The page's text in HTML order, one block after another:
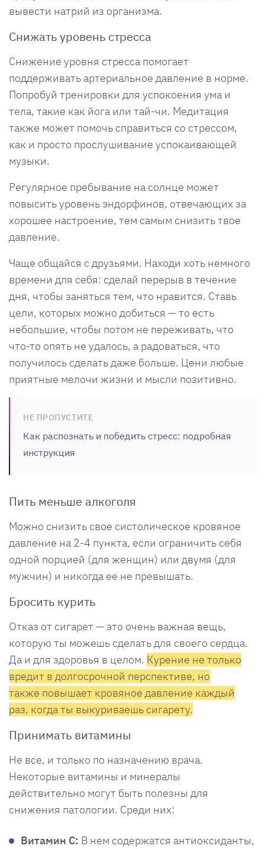
вывести натрий из организма.
Снижать уровень стресса
Снижение уровня стресса помогает
поддерживать артериальное давление в норме.
Попробуй тренировки для успокоения ума и
тела, такие как йога или тай-чи. Медитация
также может помочь справиться со стрессом,
как и просто прослушивание успокаивающей
музыки.
Регулярное пребывание на солнце может
повысить уровень эндорфинов, отвечающих за
хорошее настроение, тем самым снизить твое
давление.
Чаще общайся с друзьями. Находи хоть немного
времени для себя: сделай перерыв в течение
дня, чтобы заняться тем, что нравится. Ставь
цели, которых можно добиться — то есть
небольшие, чтобы потом не переживать, что
что-то опять не удалось, а радоваться, что
получилось сделать даже больше. Цени любые
приятные мелочи жизни и мысли позитивно.
НЕ ПРОПУСТИТЕ
Как распознать и победить стресс: подробная
инструкция
Пить меньше алкоголя
Можно снизить свое систолическое кровяное
давление на 2-4 пункта, если ограничить себя
одной порцией (для женщин) или двумя (для
мужчин) и никогда ее не превышать.
Бросить курить
Отказ от сигарет — это очень важная вещь,
которую ты можешь сделать для своего сердца.
Да и для здоровья в целом. Курение не только
вредит в долгосрочной перспективе, но
также повышает кровяное давление каждый
раз, когда ты выкуриваешь сигарету.
Принимать витамины
Не все, и только по назначению врача.
Некоторые витамины и минералы
действительно могут быть полезны для
снижения патологии. Среди них:
Витамин С: В нем содержатся антиоксиданты,